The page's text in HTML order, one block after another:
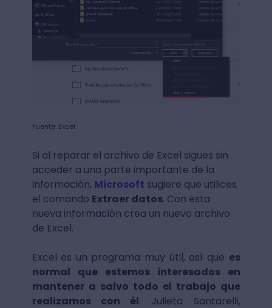
Fuente: Excel
Si al reparar el archivo de Excel sigues sin
acceder a una parte importante de la
información, Microsoft sugiere que utilices
el comando Extraer datos. Con esta
nueva información crea un nuevo archivo
de Excel.
Excel es un programa muy útil, así que es
normal que estemos interesados en
mantener a salvo todo el trabajo que
realizamos con él. Julieta Santarelli,